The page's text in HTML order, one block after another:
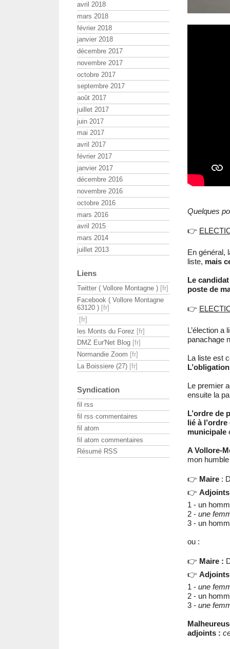
Quelques
👉
En général,
liste, mais
Le
poste de
👉
L’élection a
panachage
La liste est
Le premier
ensuite la
L’ordre de
lié à
municipale
A Vollore-
mon
👉 Maire :
👉 Adjoints
1 - un
2 - une
3 - un
ou :
👉 Maire :
👉
1 - une
2 - un
3 - une
adjoints :
avril 2018
mars 2018
février 2018
janvier 2018
décembre 2017
novembre 2017
octobre 2017
septembre 2017
août 2017
juillet 2017
juin 2017
mai 2017
avril 2017
février 2017
janvier 2017
décembre 2016
novembre 2016
octobre 2016
mars 2016
avril 2015
mars 2014
juillet 2013
Liens
Twitter ( Vollore Montagne )
Facebook ( Vollore Montagne
63120 )
les Monts du Forez
DMZ Eur'Net Blog
Normandie Zoom
La Boissiere (27)
Syndication
fil rss
fil rss commentaires
fil atom
fil atom commentaires
Résumé RSS